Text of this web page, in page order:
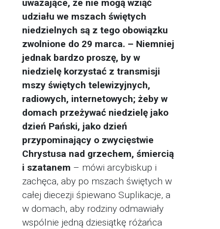
uważające, że nie mogą wziąć
udziału we mszach świętych
niedzielnych są z tego obowiązku
zwolnione do 29 marca. – Niemniej
jednak bardzo proszę, by w
niedzielę korzystać z transmisji
mszy świętych telewizyjnych,
radiowych, internetowych; żeby w
domach przeżywać niedzielę jako
dzień Pański, jako dzień
przypominający o zwycięstwie
Chrystusa nad grzechem, śmiercią
i szatanem – mówi arcybiskup i
zachęca, aby po mszach świętych w
całej diecezji śpiewano Suplikacje, a
w domach, aby rodziny odmawiały
wspólnie jedną dziesiątkę różańca